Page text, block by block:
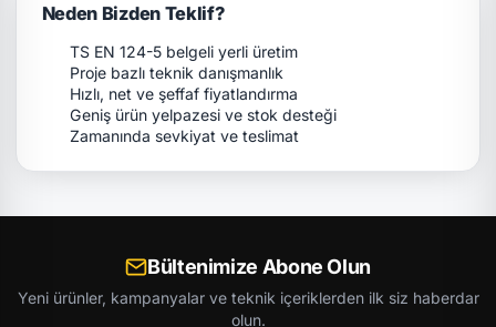
Neden Bizden Teklif?
TS EN 124-5 belgeli yerli üretim
Proje bazlı teknik danışmanlık
Hızlı, net ve şeffaf fiyatlandırma
Geniş ürün yelpazesi ve stok desteği
Zamanında sevkiyat ve teslimat
Bültenimize Abone Olun
Yeni ürünler, kampanyalar ve teknik içeriklerden ilk siz haberdar
olun.